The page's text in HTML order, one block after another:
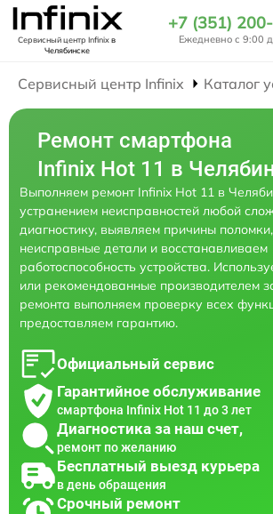
Сервисный центр Infinixв
Челябинске
+7 (351)
Ежедневно с 9:00
Сервисный центр Infinix Каталог
Ремонт смартфона
Infinix Hot 11 в
Выполняем ремонт Infinix Hot 11 в
устранением неисправностей любой
диагностику, выявляем причины
неисправные детали и восстанавливаем
работоспособность устройства.
или рекомендованные производителем
ремонта выполняем проверку всех
предоставляем гарантию.
Официальный сервис
Гарантийное обслуживание
смартфона Infinix Hot 11 до 3 лет
Диагностика за наш счет,
ремонт по желанию
Бесплатный выезд курьера
в день обращения
Срочный ремонт